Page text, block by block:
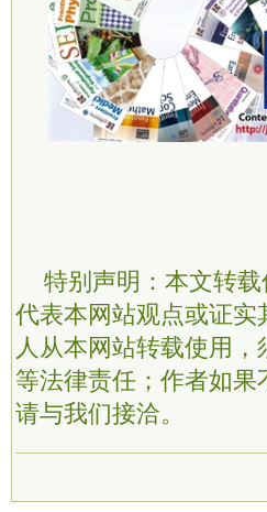
特别声明：本文转
代表本网站观点或证
人从本网站转载使用
等法律责任；作者如
请与我们接洽。